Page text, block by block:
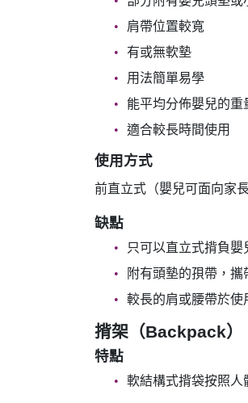
肩帶位置較寬
有或無軟墊
用法簡單易學
能平均分佈嬰兒的重
適合較長時間使用
使用方式
前直立式（嬰兒可面向家
缺點
只可以直立式揹負嬰
附有頭墊的孭帶，攜
較長的肩或腰帶於使
揹架（Backpack）
特點
軟結構式揹袋按照人